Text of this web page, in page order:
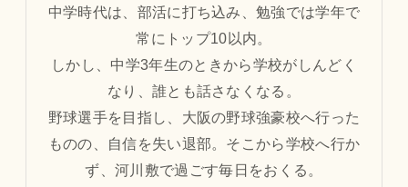
中学時代は、部活に打ち込み、勉強では学年で
常にトップ10以内。
しかし、中学3年生のときから学校がしんどく
なり、誰とも話さなくなる。
野球選手を目指し、大阪の野球強豪校へ行った
ものの、自信を失い退部。そこから学校へ行か
ず、河川敷で過ごす毎日をおくる。